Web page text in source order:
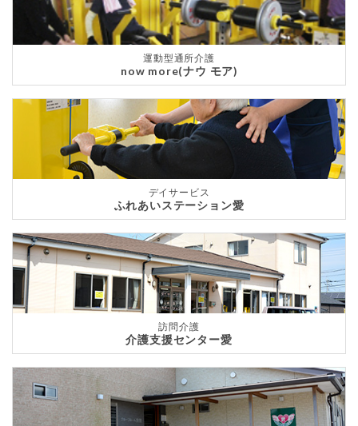
運動型通所介護
now more(ナウ モア)
デイサービス
ふれあいステーション愛
訪問介護
介護支援センター愛